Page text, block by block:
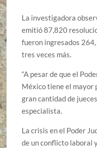
La investigadora
emitió 87,820
fueron ingresados
tres veces más.
“A pesar de que el
México tiene el mayor
gran cantidad de
especialista.
La crisis en el Poder
de un conflicto laboral